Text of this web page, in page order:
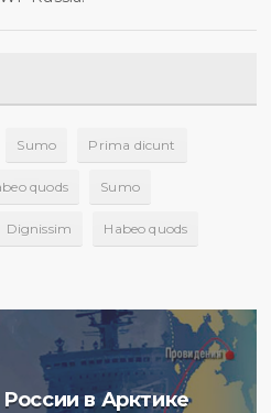
Sumo Prima dicunt
quods Sumo
Dignissim Habeo quods
в Арктике